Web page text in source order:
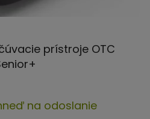
prístroje OTC
hodnotenie
na odoslanie